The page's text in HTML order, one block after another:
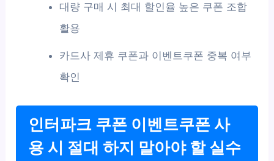
대량 구매 시 최대 할인율 높은 쿠폰 조합
활용
카드사 제휴 쿠폰과 이벤트쿠폰 중복 여부
확인
인터파크 쿠폰 이벤트쿠폰 사
용 시 절대 하지 말아야 할 실수